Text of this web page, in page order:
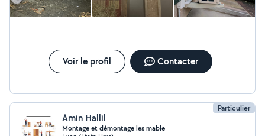
Voir le profil Contacter
Particulier
Amin Hallil
Montage et démontage les mable